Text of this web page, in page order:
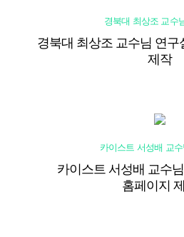
경북대 최상조 교수
경북대 최상조 교수님 연구
제작
카이스트 서성배 교
카이스트 서성배 교수
홈페이지